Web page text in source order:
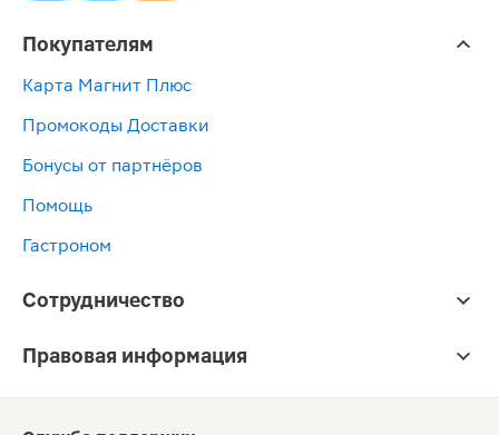
Покупателям
Карта Магнит Плюс
Промокоды Доставки
Бонусы от партнёров
Помощь
Гастроном
Сотрудничество
Правовая информация